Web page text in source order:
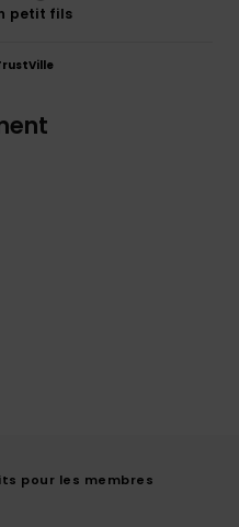
petit fils
pour les membres